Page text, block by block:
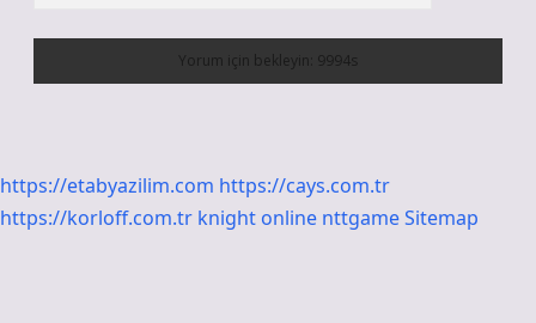
https://etabyazilim.com https://cays.com.tr
https://korloff.com.tr knight online nttgameSitemap